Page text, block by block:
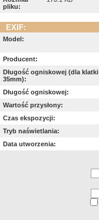
pliku:
EXIF:
Model:
Producent:
Długość ogniskowej (dla klatki
35mm):
Długość ogniskowej:
Wartość przysłony:
Czas ekspozycji:
Tryb naświetlania:
Data utworzenia: